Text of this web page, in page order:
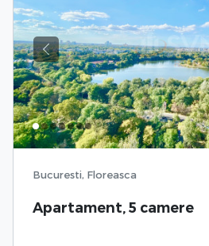
Previous
Bucuresti, Floreasca
Apartament, 5 camere